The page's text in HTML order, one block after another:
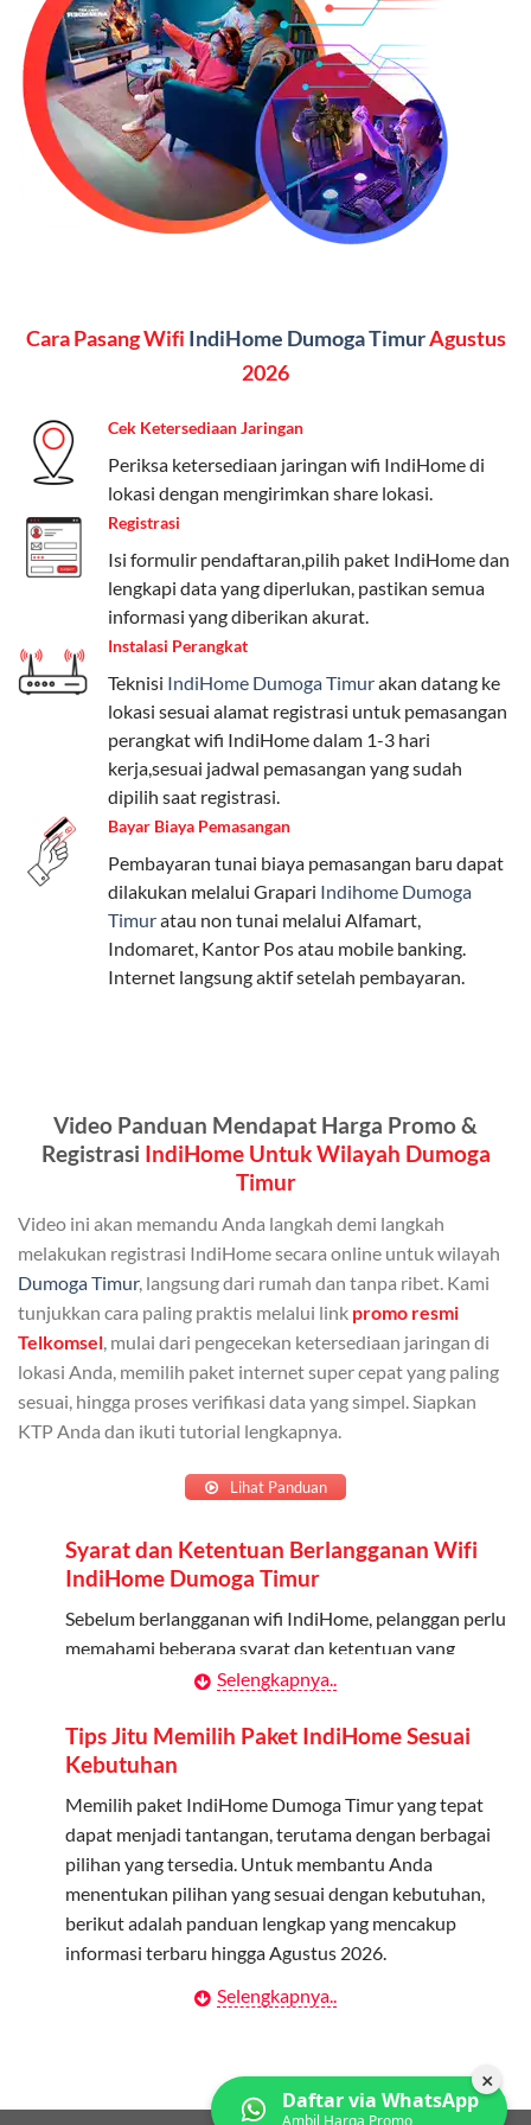
Vidio, WeTV, Disney+, dll.), dan paket TV 82 channel
(untuk beberapa pilihan).
Kelebihan:Paket lengkap untuk pengguna yang
menginginkan internet, komunikasi, dan hiburan
(streaming & TV) dalam satu paket.
Paket Dynamic IP
keluarga, nelpon & SMS semua operator, dan akses
Disney+ (untuk paket tertentu).
koneksi internet cepat dan stabil dengan fleksibilitas
kuota. Pilihan harga bervariasi sesuai kebutuhan.
Telkomsel One menyediakan pilihan paket yang
beragam, mulai dari paket hemat hingga premium.
Pengguna bisa memilih sesuai kebutuhan, baik untuk
internet, komunikasi, atau hiburan.
Paket Easy cocok untuk kebutuhan dasar, Paket
Complete untuk yang menginginkan fitur lengkap,
dan Paket Dynamic IP untuk pengguna yang
memprioritaskan kecepatan internet tinggi.
Paket Telkomsel One dengan Kuota Keluarga
Salah satu fitur unggulan Telkomsel One adalah Paket
Kuota Keluarga. Dengan kuota hingga 30 GB, Anda
bisa membagikan internet kepada anggota keluarga
atau teman tanpa perlu khawatir kehabisan kuota.
Berikut adalah detailnya:
Bisa Dibagi Hingga 5 Anggota
Admin dapat mendaftarkan hingga 5 anggota
keluarga atau teman untuk menggunakan kuota ini.
Berlaku Nasional
Kuota keluarga bisa digunakan di seluruh Indonesia
untuk jaringan 2G, 3G, dan 4G.
Tidak Berlaku untuk Roaming
Kuota ini hanya bisa digunakan di dalam negeri.
Cara Menggunakan Kuota Keluarga
Daftarkan Anggota: Admin dapat mendaftarkan anggota
melalui aplikasi MyTelkomsel atau website Telkomsel One.
Bagikan Kuota: Setelah terdaftar, anggota bisa langsung
menggunakan kuota keluarga.
Pantau Penggunaan: Admin dapat memantau penggunaan
Cara Pasang Wifi IndiHome Dumoga TimurAgustus
2026
Cek Ketersediaan Jaringan
Periksa ketersediaan jaringan wifi IndiHome di
lokasi dengan mengirimkan share lokasi.
Registrasi
Isi formulir pendaftaran,pilih paket IndiHome dan
lengkapi data yang diperlukan, pastikan semua
informasi yang diberikan akurat.
Instalasi Perangkat
Teknisi IndiHome Dumoga Timurakan datang ke
lokasi sesuai alamat registrasi untuk pemasangan
perangkat wifi IndiHome dalam 1-3 hari
kerja,sesuai jadwal pemasangan yang sudah
dipilih saat registrasi.
Bayar Biaya Pemasangan
Pembayaran tunai biaya pemasangan baru dapat
dilakukan melalui Grapari Indihome Dumoga
Timuratau non tunai melalui Alfamart,
Indomaret, Kantor Pos atau mobile banking.
Internet langsung aktif setelah pembayaran.
Video Panduan Mendapat Harga Promo &
Registrasi IndiHome Untuk Wilayah Dumoga
Timur
Video ini akan memandu Anda langkah demi langkah
melakukan registrasi IndiHome secara online untuk wilayah
Dumoga Timur, langsung dari rumah dan tanpa ribet. Kami
tunjukkan cara paling praktis melalui link promo resmi
Telkomsel , mulai dari pengecekan ketersediaan jaringan di
lokasi Anda, memilih paket internet super cepat yang paling
sesuai, hingga proses verifikasi data yang simpel. Siapkan
KTP Anda dan ikuti tutorial lengkapnya.
Lihat Panduan
Syarat dan Ketentuan Berlangganan Wifi
IndiHome Dumoga Timur
Sebelum berlangganan wifi IndiHome, pelanggan perlu
memahami beberapa syarat dan ketentuan yang
Kontrak Berlangganan
Pelanggan harus menandatangani Kontrak
Berlangganan yang mencakup data pelanggan, jenis
layanan indihome Dumoga Timur yang dipilih, serta
syarat dan ketentuan yang berlaku. Kontrak ini dapat
diubah atau ditambah sesuai kebutuhan.
Biaya Pasang Baru (PSB)
perangkat CPE (Customer Premises Equipment)
dilakukan sebelum layanan wifi indiHome dapat
Selengkapnya..
Tips Jitu Memilih Paket IndiHome Sesuai
Kebutuhan
Memilih paket IndiHome Dumoga Timur yang tepat
dapat menjadi tantangan, terutama dengan berbagai
pilihan yang tersedia. Untuk membantu Anda
menentukan pilihan yang sesuai dengan kebutuhan,
berikut adalah panduan lengkap yang mencakup
informasi terbaru hingga Agustus 2026.
Menentukan Kebutuhan Kecepatan Internet
Dumoga Timur adalah memahami kebutuhan
kecepatan wifi IndiHome yang anda butuhkan. Berikut
Selengkapnya..
×
Daftar via WhatsApp
Ambil Harga Promo